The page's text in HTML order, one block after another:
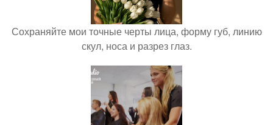
Сохраняйте мои точные черты лица, форму губ, линию
скул, носа и разрез глаз.